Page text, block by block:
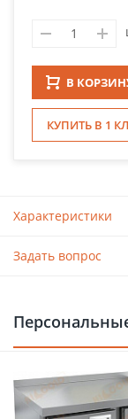
В
КУПИТЬ В 1
Характеристики
Задать вопрос